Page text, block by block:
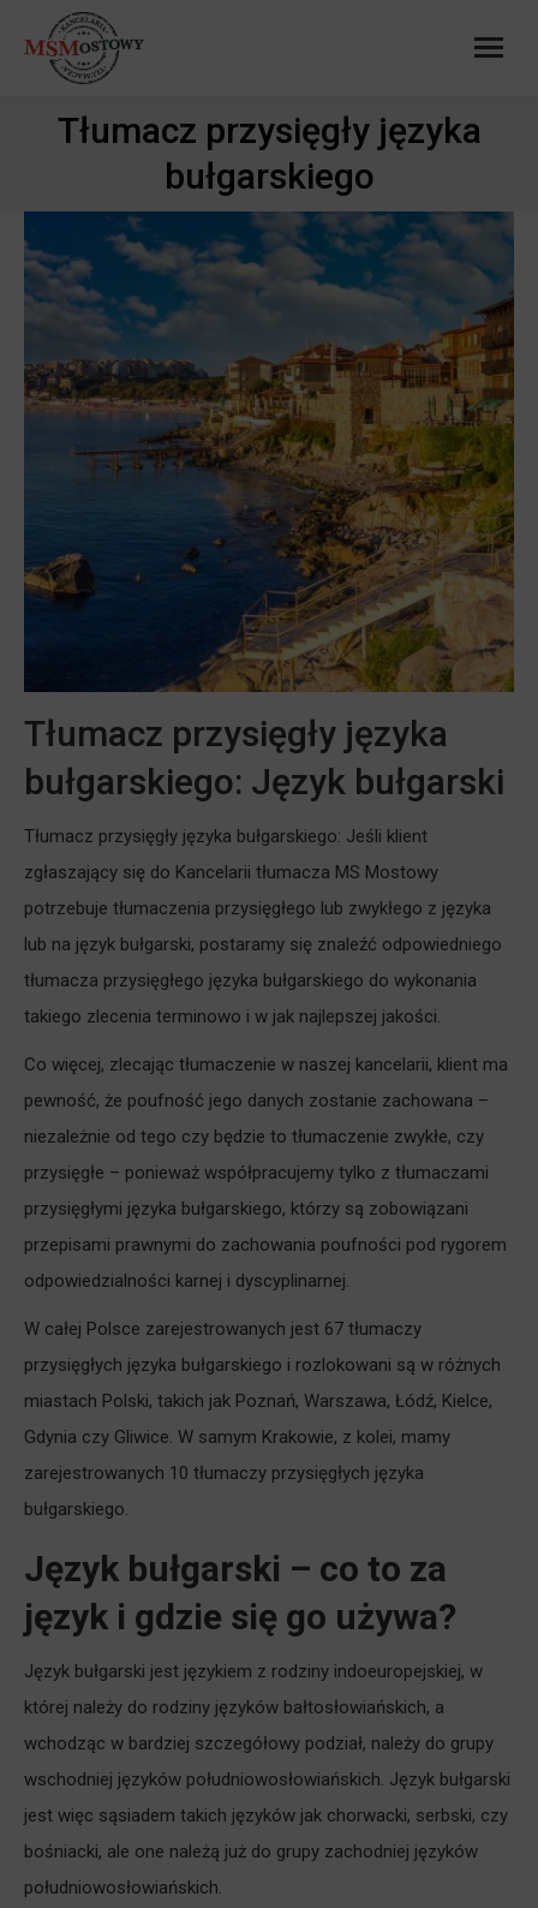
Tłumacz przysięgły języka
bułgarskiego
Jesteś tutaj:
Tłumacz przysięgły języka
bułgarskiego: Język bułgarski
Tłumacz przysięgły języka bułgarskiego: Jeśli klient
zgłaszający się do Kancelarii tłumacza MS Mostowy
potrzebuje tłumaczenia przysięgłego lub zwykłego z języka
lub na język bułgarski, postaramy się znaleźć odpowiedniego
tłumacza przysięgłego języka bułgarskiego do wykonania
takiego zlecenia terminowo i w jak najlepszej jakości.
Co więcej, zlecając tłumaczenie w naszej kancelarii, klient ma
pewność, że poufność jego danych zostanie zachowana –
niezależnie od tego czy będzie to tłumaczenie zwykłe, czy
przysięgłe – ponieważ współpracujemy tylko z tłumaczami
przysięgłymi języka bułgarskiego, którzy są zobowiązani
przepisami prawnymi do zachowania poufności pod rygorem
odpowiedzialności karnej i dyscyplinarnej.
W całej Polsce zarejestrowanych jest 67 tłumaczy
przysięgłych języka bułgarskiego i rozlokowani są w różnych
miastach Polski, takich jak Poznań, Warszawa, Łódź, Kielce,
Gdynia czy Gliwice. W samym Krakowie, z kolei, mamy
zarejestrowanych 10 tłumaczy przysięgłych języka
bułgarskiego.
Język bułgarski – co to za
język i gdzie się go używa?
Język bułgarski jest językiem z rodziny indoeuropejskiej, w
której należy do rodziny języków bałtosłowiańskich, a
wchodząc w bardziej szczegółowy podział, należy do grupy
wschodniej języków południowosłowiańskich. Język bułgarski
jest więc sąsiadem takich języków jak chorwacki, serbski, czy
bośniacki, ale one należą już do grupy zachodniej języków
południowosłowiańskich.